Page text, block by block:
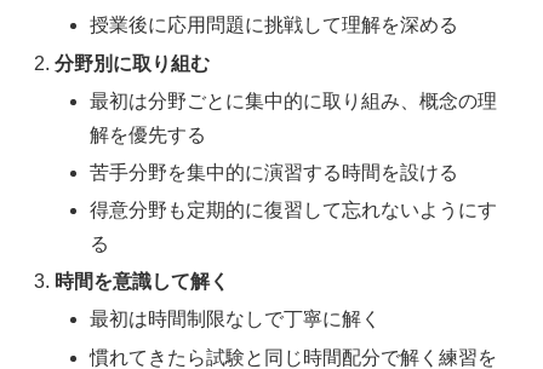
授業後に応用問題に挑戦して理解を深める
分野別に取り組む
最初は分野ごとに集中的に取り組み、概念の理
解を優先する
苦手分野を集中的に演習する時間を設ける
得意分野も定期的に復習して忘れないようにす
る
時間を意識して解く
最初は時間制限なしで丁寧に解く
慣れてきたら試験と同じ時間配分で解く練習を